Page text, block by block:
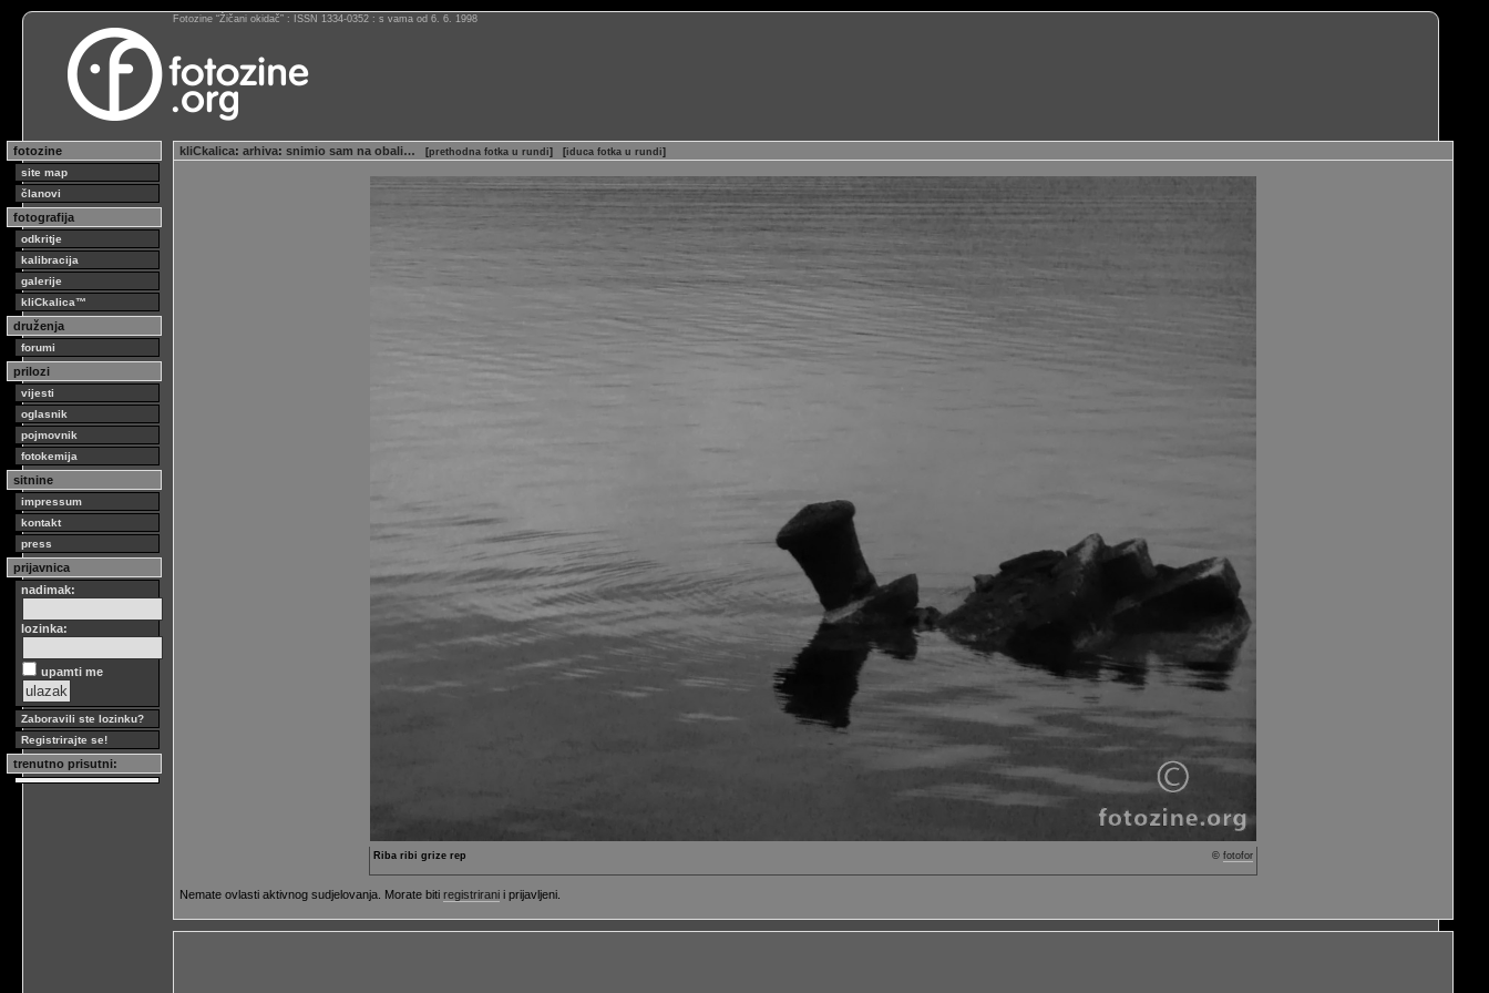
Fotozine “Žičani okidač” : ISSN 1334-0352 : s vama od 6. 6. 1998
fotozine
site map
članovi
fotografija
odkritje
kalibracija
galerije
kliCkalica™
druženja
forumi
prilozi
vijesti
oglasnik
pojmovnik
fotokemija
sitnine
impressum
kontakt
press
prijavnica
nadimak:
lozinka:
upamti me
Zaboravili ste lozinku?
Registrirajte se!
trenutno prisutni:
kliCkalica: arhiva: snimio sam na obali… [prethodna fotka u rundi] [iduca fotka u rundi]
© fotofor
Riba ribi grize rep
Nemate ovlasti aktivnog sudjelovanja. Morate biti registrirani i prijavljeni.